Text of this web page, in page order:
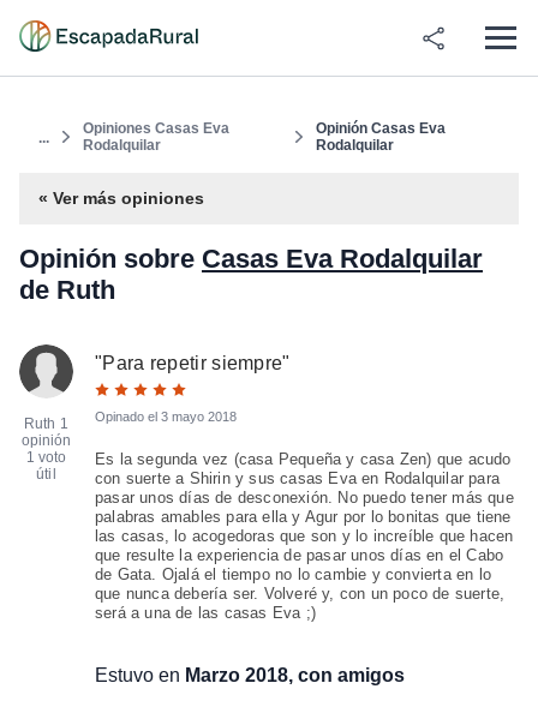
...
Opiniones Casas Eva
Rodalquilar
Opinión Casas Eva
Rodalquilar
« Ver más opiniones
Opinión sobre Casas Eva Rodalquilar
de Ruth
Ruth 1
opinión
1 voto
útil
"Para repetir siempre"
Opinado el 3 mayo 2018
Es la segunda vez (casa Pequeña y casa Zen) que acudo
con suerte a Shirin y sus casas Eva en Rodalquilar para
pasar unos días de desconexión. No puedo tener más que
palabras amables para ella y Agur por lo bonitas que tiene
las casas, lo acogedoras que son y lo increíble que hacen
que resulte la experiencia de pasar unos días en el Cabo
de Gata. Ojalá el tiempo no lo cambie y convierta en lo
que nunca debería ser. Volveré y, con un poco de suerte,
será a una de las casas Eva ;)
Estuvo en Marzo 2018, con amigos